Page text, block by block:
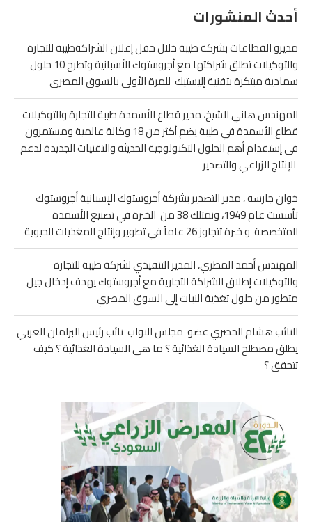
مديرو القطاعات بشركة طيبة خلال حفل إعلان الشراكةطيبة للتجارة
سمادية مبتكرة بتفنية إليستيك للمرة الأولى بالسوق المصرى
المهندس هاني الشيخ، مدير قطاع الأسمدة طيبة للتجارة والتوكيلات
قطاع الأسمدة في طيبة يضم أكثر من 18 وكالة عالمية ومستمرون
فى إستقدام أهم الحلول التكنولوجية الحديثة والتقنيات الجديدة لدعم
الإنتاج الزراعي والتصدير
خوان جارسه ، مدير التصدير بشركة أجروستوك الإسبانية أجروستوك
تأسست عام 1949، ونمتلك 38 من الخبرة في تصنيع الأسمدة
المتخصصة و خبرة تتجاوز 26 عاماً في تطوير وإنتاج المغذيات الحيوية
المهندس أحمد المطري، المدير التنفيذي لشركة طيبة للتجارة
والتوكيلات إطلاق الشراكة التجارية مع أجروستوك يهدف إدخال جيل
متطور من حلول تغذية النبات إلى السوق المصري
النائب هشام الحصري عضو مجلس النواب نائب رئيس البرلمان العربي
يطلق مصطلح السيادة الغذائية ؟ ما هى السيادة الغذائية ؟ كيف
تتحقق ؟